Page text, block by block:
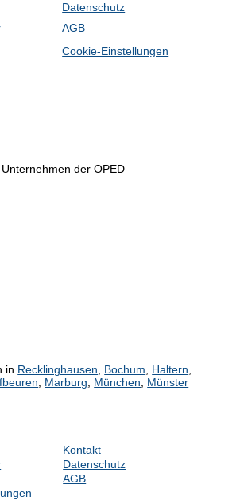
Datenschutz
AGB
Cookie-Einstellungen
der OPED
in Recklinghausen Bochum Haltern
Marburg München
Münster
Kontakt
Datenschutz
AGB